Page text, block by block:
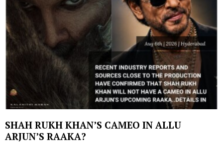
SHAH RUKH KHAN’S CAMEO IN ALLU
ARJUN’S RAAKA?